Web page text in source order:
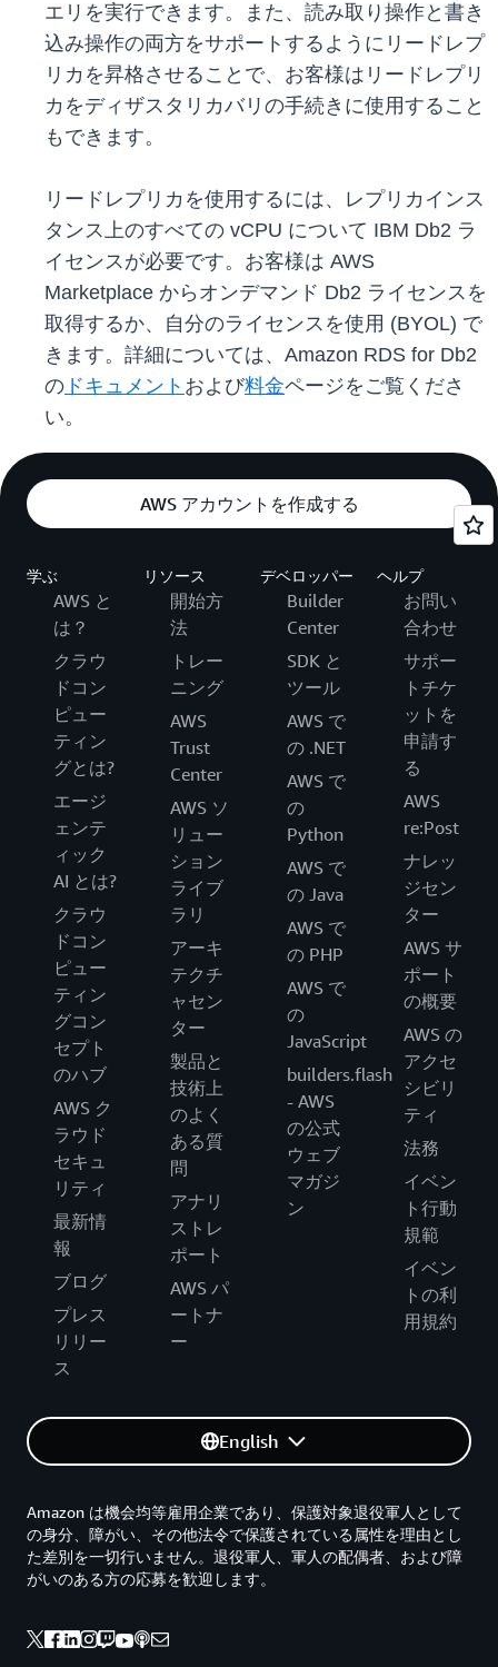
エリを実行できます。また、読み取り操作と書き
込み操作の両方をサポートするようにリードレプ
リカを昇格させることで、お客様はリードレプリ
カをディザスタリカバリの手続きに使用すること
もできます。
リードレプリカを使用するには、レプリカインス
タンス上のすべての vCPU について IBM Db2 ラ
イセンスが必要です。お客様は AWS
Marketplace からオンデマンド Db2 ライセンスを
取得するか、自分のライセンスを使用 (BYOL) で
きます。詳細については、Amazon RDS for Db2
の ドキュメント および料金ページをご覧くださ
い。
AWS アカウントを作成する
学ぶ
AWS と
は？
クラウ
ドコン
ピュー
ティン
グとは?
エージ
ェンテ
ィック
AI とは?
クラウ
ドコン
ピュー
ティン
グコン
セプト
のハブ
AWS ク
ラウド
セキュ
リティ
最新情
報
ブログ
プレス
リリー
ス
リソース
開始方
法
トレー
ニング
AWS
Trust
Center
AWS ソ
リュー
ション
ライブ
ラリ
アーキ
テクチ
ャセン
ター
製品と
技術上
のよく
ある質
問
アナリ
ストレ
ポート
AWS パ
ートナ
ー
デベロッパー
Builder
Center
SDK と
ツール
AWS で
の .NET
AWS で
の
Python
AWS で
の Java
AWS で
の PHP
AWS で
の
JavaScript
builders.flash
- AWS
の公式
ウェブ
マガジ
ン
ヘルプ
お問い
合わせ
サポー
トチケ
ットを
申請す
る
AWS
re:Post
ナレッ
ジセン
ター
AWS サ
ポート
の概要
AWS の
アクセ
シビリ
ティ
法務
イベン
ト行動
規範
イベン
トの利
用規約
English
Amazon は機会均等雇用企業であり、保護対象退役軍人として
の身分、障がい、その他法令で保護されている属性を理由とし
た差別を一切行いません。退役軍人、軍人の配偶者、および障
がいのある方の応募を歓迎します。